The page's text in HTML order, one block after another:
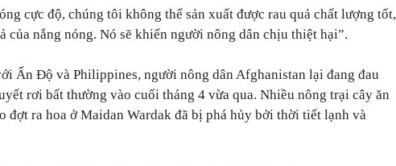
cực độ, chúng tôi không thể sản xuất được rau quả chất lượng tốt,
của nắng nóng. Nó sẽ khiến người nông dân chịu thiệt hại”.
Ấn Độ và Philippines, người nông dân Afghanistan lại đang đau
rơi bất thường vào cuối tháng 4 vừa qua. Nhiều nông trại cây ăn
đợt ra hoa ở Maidan Wardak đã bị phá hủy bởi thời tiết lạnh và